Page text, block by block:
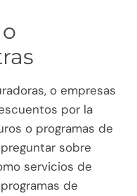
o empresas
por la
o programas de
sobre
servicios de
de